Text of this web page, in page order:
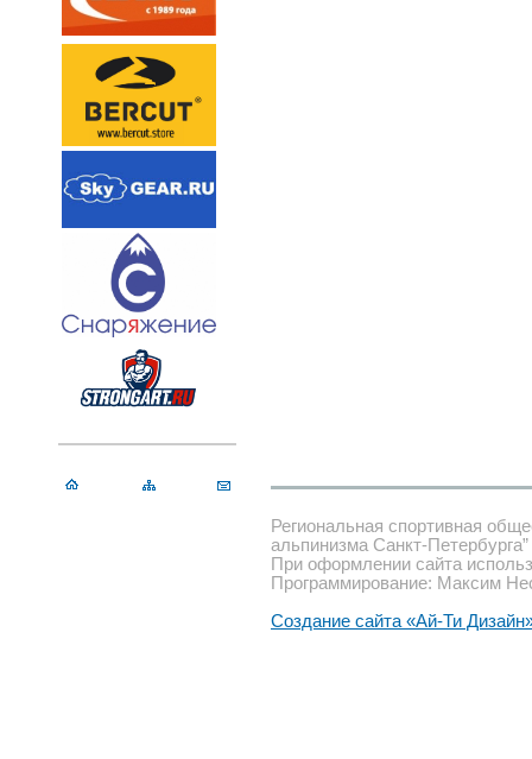
Региональная спортивная
альпинизма Санкт-Петербурга”
При оформлении сайта
Программирование: Максим
Создание сайта «Ай-Ти